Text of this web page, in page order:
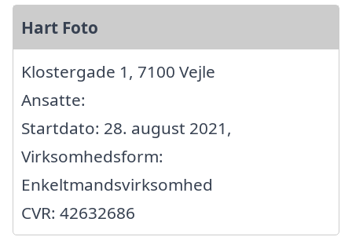
Hart Foto
Klostergade 1, 7100 Vejle
Ansatte:
Startdato: 28. august 2021,
Virksomhedsform:
Enkeltmandsvirksomhed
CVR: 42632686